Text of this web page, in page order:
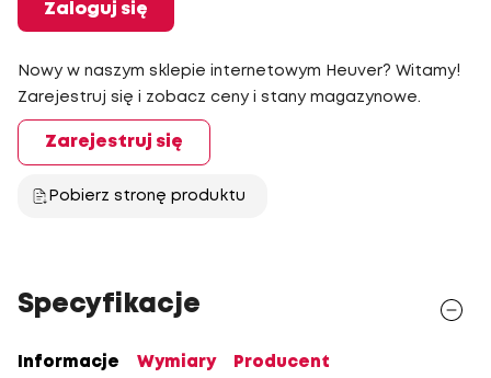
Zaloguj się
Nowy w naszym sklepie internetowym Heuver? Witamy!
Zarejestruj się i zobacz ceny i stany magazynowe.
Zarejestruj się
Pobierz stronę produktu
Specyfikacje
Informacje Wymiary Producent